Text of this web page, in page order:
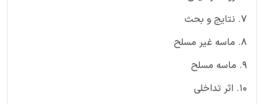
7. نتایج و بحث
8. ماسه غیر مسلح
9. ماسه مسلح
10. اثر تداخلی